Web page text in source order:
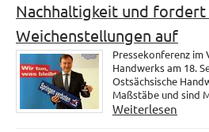
Nachhaltigkeit und
Weichenstellungen auf
Pressekonferenz im
Handwerks am 18.
Ostsächsische
Maßstäbe und sind
Weiterlesen